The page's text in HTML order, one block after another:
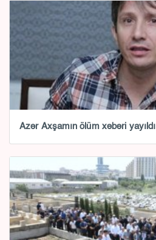
Azər Axşamın ölüm xəbəri yayıldı